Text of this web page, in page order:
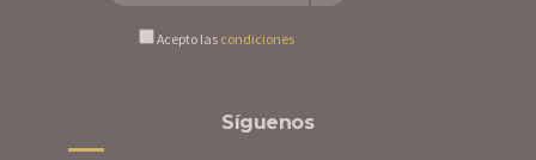
Acepto las condiciones
Síguenos